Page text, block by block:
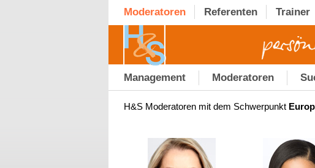
Moderatoren Referenten Trainer
Management Moderatoren
H&S Moderatoren mit dem Schwerpunkt